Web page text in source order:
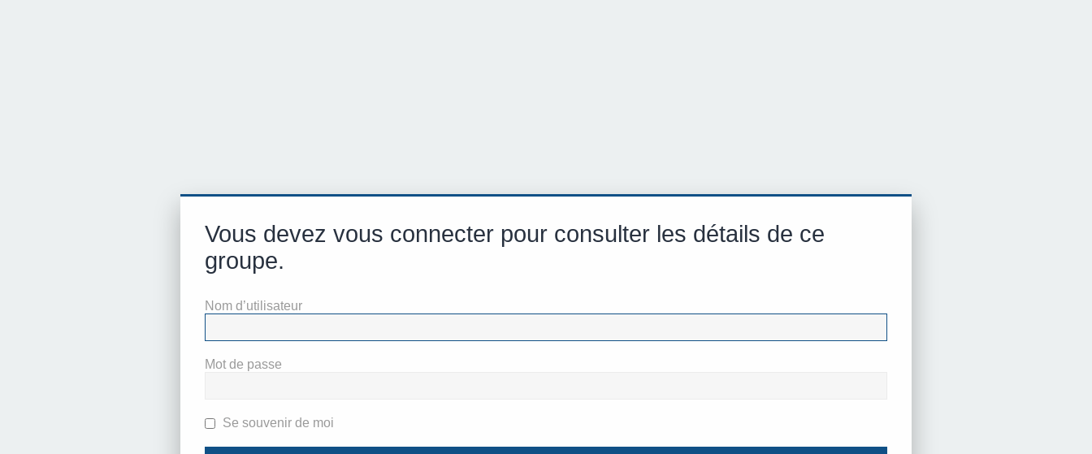
Vous devez vous connecter pour consulter les détails de ce
groupe.
Nom d’utilisateur
Mot de passe
Se souvenir de moi